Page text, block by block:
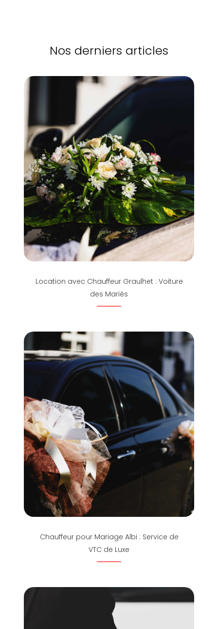
Nos derniers articles
Location avec Chauffeur Graulhet : Voiture
des Mariés
Chauffeur pour Mariage Albi : Service de
VTC de Luxe